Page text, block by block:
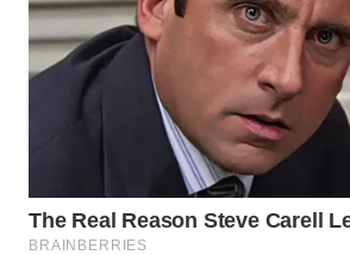
SELATAN
WN
TANJUNG
KARO